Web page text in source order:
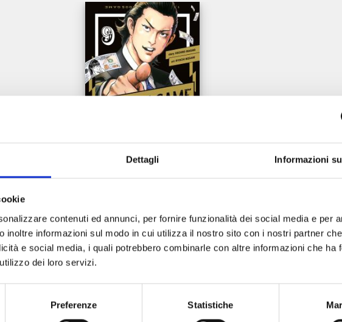
Dettagli Informazioni
contenuti ed annunci, per fornire funzionalità dei social media e per
inoltre informazioni sul modo in cui utilizza il nostro sito con i nostri partner
e social media, i quali potrebbero combinarle con altre informazioni che ha
dei loro servizi.
Preferenze Statistiche
TRILLION GAME n. 9
27/05/2025
€ 6,90